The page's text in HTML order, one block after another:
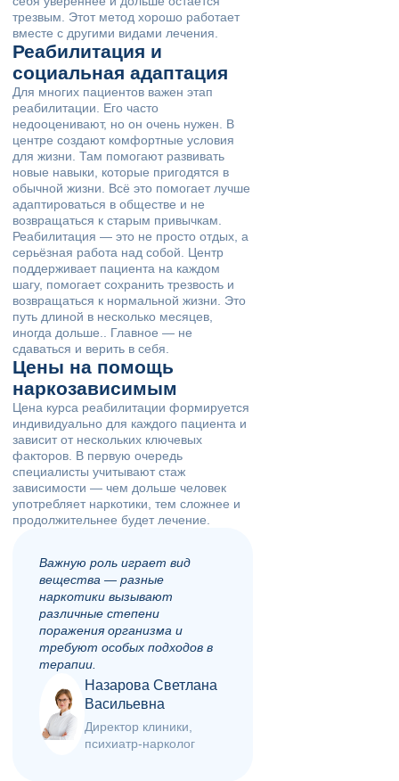
трезвым. Этот метод хорошо работает
вместе с другими видами лечения.
Реабилитация и
социальная адаптация
Для многих пациентов важен этап
реабилитации. Его часто
недооценивают, но он очень нужен. В
центре создают комфортные условия
для жизни. Там помогают развивать
новые навыки, которые пригодятся в
обычной жизни. Всё это помогает лучше
адаптироваться в обществе и не
возвращаться к старым привычкам.
Реабилитация — это не просто отдых, а
серьёзная работа над собой. Центр
поддерживает пациента на каждом
шагу, помогает сохранить трезвость и
возвращаться к нормальной жизни. Это
путь длиной в несколько месяцев,
иногда дольше.. Главное — не
сдаваться и верить в себя.
Цены на помощь
наркозависимым
Цена курса реабилитации формируется
индивидуально для каждого пациента и
зависит от нескольких ключевых
факторов. В первую очередь
специалисты учитывают стаж
зависимости — чем дольше человек
употребляет наркотики, тем сложнее и
продолжительнее будет лечение.
Важную роль играет вид
вещества — разные
наркотики вызывают
различные степени
поражения организма и
требуют особых подходов в
терапии.
Назарова Светлана
Васильевна
Директор клиники,
психиатр-нарколог